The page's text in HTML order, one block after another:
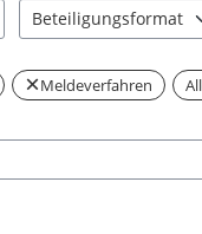
Beteiligungsformat
Meldeverfahren